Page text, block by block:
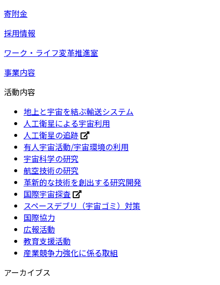
寄附金
採用情報
ワーク・ライフ変革推進室
事業内容
活動内容
地上と宇宙を結ぶ輸送システム
人工衛星による宇宙利用
人工衛星の追跡
有人宇宙活動/宇宙環境の利用
宇宙科学の研究
航空技術の研究
革新的な技術を創出する研究開発
国際宇宙探査
スペースデブリ（宇宙ゴミ）対策
国際協力
広報活動
教育支援活動
産業競争力強化に係る取組
アーカイブス